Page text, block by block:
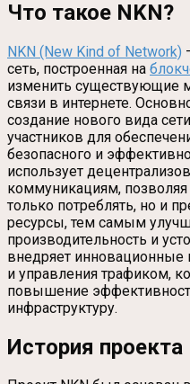
Что такое NKN?
NKN (New Kind of Network)
сеть, построенная на
изменить существующие
связи в интернете.
создание нового вида
участников для
безопасного и
использует
коммуникациям,
только потреблять, но и
ресурсы, тем самым
производительность и
внедряет
и управления трафиком,
повышение
инфраструктуру.
История проекта